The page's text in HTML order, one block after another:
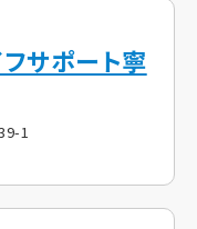
サポート寧
1